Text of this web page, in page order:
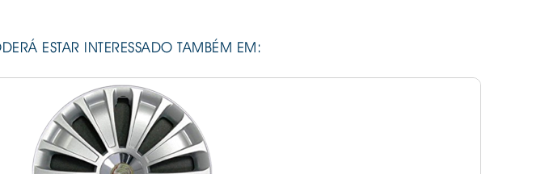
ESTAR INTERESSADO TAMBÉM EM: